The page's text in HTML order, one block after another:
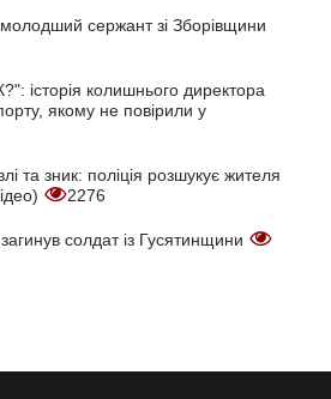
сержант зі Зборівщини
історія колишнього директора
якому не повірили у
та зник: поліція розшукує жителя
2276
солдат із Гусятинщини